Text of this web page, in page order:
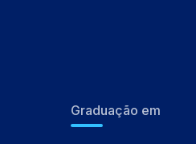
Graduação em